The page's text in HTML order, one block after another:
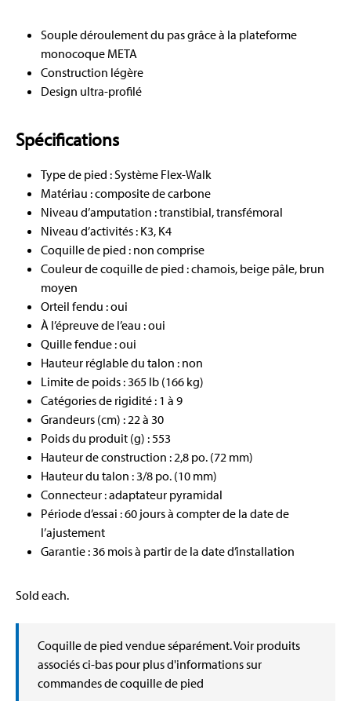
Souple déroulement du pas grâce à la plateforme
monocoque META
Construction légère
Design ultra-profilé
Spécifications
Type de pied : Système Flex-Walk
Matériau : composite de carbone
Niveau d’amputation : transtibial, transfémoral
Niveau d’activités : K3, K4
Coquille de pied : non comprise
Couleur de coquille de pied : chamois, beige pâle, brun
moyen
Orteil fendu : oui
À l’épreuve de l’eau : oui
Quille fendue : oui
Hauteur réglable du talon : non
Limite de poids : 365 lb (166 kg)
Catégories de rigidité : 1 à 9
Grandeurs (cm) : 22 à 30
Poids du produit (g) : 553
Hauteur de construction : 2,8 po. (72 mm)
Hauteur du talon : 3/8 po. (10 mm)
Connecteur : adaptateur pyramidal
Période d’essai : 60 jours à compter de la date de
l’ajustement
Garantie : 36 mois à partir de la date d’installation
Sold each.
Coquille de pied vendue séparément. Voir produits
associés ci-bas pour plus d'informations sur
commandes de coquille de pied